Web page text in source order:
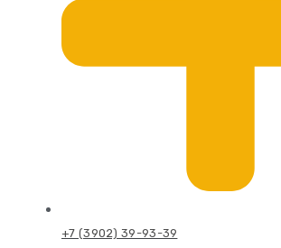
+7 (3902) 39-93-39